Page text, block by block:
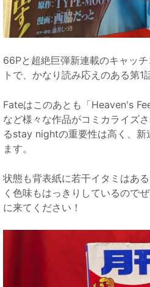
66Pと超絶巨弾新連載のキャッ
トで、かなり読み応えのある第1
Fateはこのあとも「Heaven's
など様々な作品がコミカライズ
るstay nightの重要性は高く、新
ます。
状態も背表紙に若干イタミはあ
く色味もはっきりしているので
に来てください！